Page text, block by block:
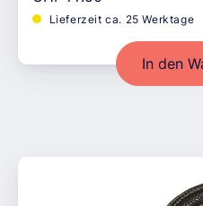
Lieferzeit ca. 25 Werktage
In den